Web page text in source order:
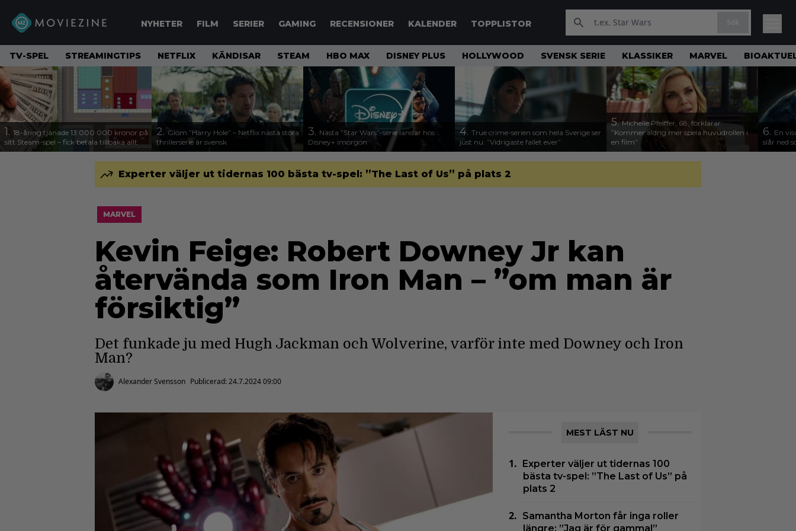
NYHETER FILM SERIER GAMING RECENSIONER KALENDER TOPPLISTOR
TV-SPEL STREAMINGTIPS NETFLIX KÄNDISAR STEAM HBO MAX DISNEY PLUS HOLLYWOOD SVENSK SERIE KLASSIKER MARVEL
1. 18-åring tjänade 13 000 000 kronor på
sitt Steam-spel – fick betala tillbaka allt
2. Glöm ”Harry Hole” – Netflix nästa stora
thrillerserie är svensk
3. Nästa ”Star Wars”-serie landar hos
Disney+ imorgon
4. True crime-serien som hela Sverige ser
just nu: ”Vidrigaste fallet ever”
5.Michelle Pfeiffer, 68, förklarar:
”Kommer aldrig mer spela huvudrollen i
en film”
6. En
slår ned
Experter väljer ut tidernas 100 bästa tv-spel: ”The Last of Us” på plats 2
MARVEL
Kevin Feige: Robert Downey Jr kan
återvända som Iron Man – ”om man är
försiktig”
Det funkade ju med Hugh Jackman och Wolverine, varför inte med Downey och Iron
Man?
Alexander Svensson Publicerad:24.7.2024 09:00
MEST LÄST NU
Experter väljer ut tidernas 100
bästa tv-spel: ”The Last of Us” på
plats 2
Samantha Morton får inga roller
längre: ”Jag är för gammal”